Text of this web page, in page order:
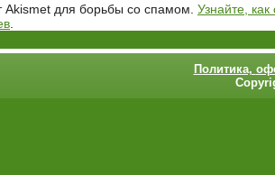
Akismet для борьбы со спамом. Узнайте,
Политика,